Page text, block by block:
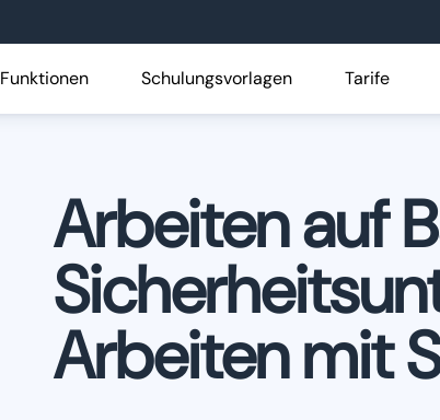
Funktionen Schulungsvorlagen Tarife
Arbeiten auf
Arbeiten mit